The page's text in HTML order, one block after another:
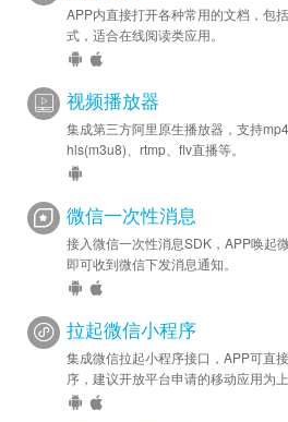
安卓优化 - SDK 升级至 v44065
APP内直接打开各种常用的文档，包
式，适合在线阅读类应用。
视频播放器
集成第三方阿里原生播放器，支持
hls(m3u8)、rtmp、flv直播等。
微信一次性消息
接入微信一次性消息SDK，APP唤起
即可收到微信下发消息通知。
拉起微信小程序
集成微信拉起小程序接口，APP可直
序，建议开放平台申请的移动应用为上